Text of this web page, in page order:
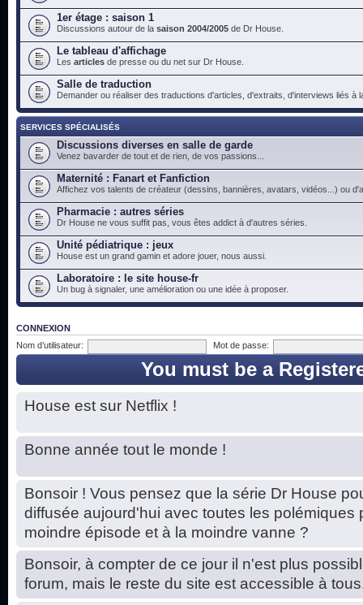
1er étage : saison 1
Discussions autour de la saison 2004/2005 de Dr House.
Le tableau d'affichage
Les articles de presse ou du net sur Dr House.
Salle de traduction
Demander ou réaliser des traductions d'articles, d'extraits, d'interviews liés à
SERVICES SPÉCIALISÉS
Discussions diverses en salle de garde
Venez bavarder de tout et de rien, de vos passions...
Maternité : Fanart et Fanfiction
Affichez vos talents de créateur (dessins, bannières, avatars, vidéos...) ou
Pharmacie : autres séries
Dr House ne vous suffit pas, vous êtes addict à d'autres séries.
Unité pédiatrique : jeux
House est un grand gamin et adore jouer, nous aussi.
Laboratoire : le site house-fr
Un bug à signaler, une amélioration ou une idée à proposer.
CONNEXION
Nom d’utilisateur:
Mot de passe:
You must be a
House est sur Netflix !
Bonne année tout le monde !
Bonsoir ! Vous pensez que la série Dr House
diffusée aujourd'hui avec toutes les polémiques
moindre épisode et à la moindre vanne ?
Bonsoir, à compter de ce jour il n'est plus
forum, mais le reste du site est accessible à